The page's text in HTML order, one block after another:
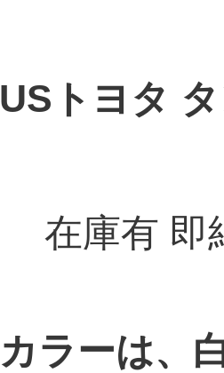
USトヨタ
在庫有 即
カラーは、